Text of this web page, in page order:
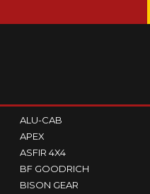
ALU-CAB
APEX
ASFIR 4X4
BF GOODRICH
BISON GEAR